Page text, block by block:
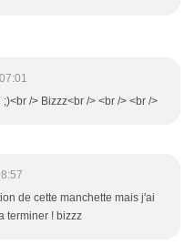
/> Bizzz<br /> <br /> <br />
de cette manchette mais j'ai
terminer ! bizzz